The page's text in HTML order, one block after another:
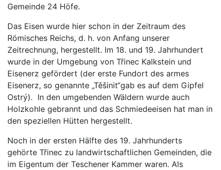
Gemeinde 24 Höfe.
Das Eisen wurde hier schon in der Zeitraum des
Römisches Reichs, d. h. von Anfang unserer
Zeitrechnung, hergestellt. Im 18. und 19. Jahrhundert
wurde in der Umgebung von Třinec Kalkstein und
Eisenerz gefördert (der erste Fundort des armes
Eisenerz, so genannte „Těšinit“gab es auf dem Gipfel
Ostrý). In den umgebenden Wäldern wurde auch
Holzkohle gebrannt und das Schmiedeeisen hat man in
den speziellen Hütten hergestellt.
Noch in der ersten Hälfte des 19. Jahrhunderts
gehörte Třinec zu landwirtschaftlichen Gemeinden, die
im Eigentum der Teschener Kammer waren. Als